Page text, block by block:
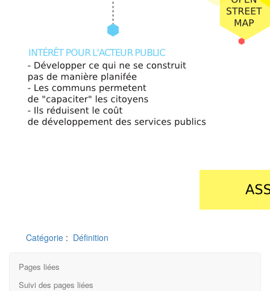
Catégorie : Définition
Pages liées
Suivi des pages liées